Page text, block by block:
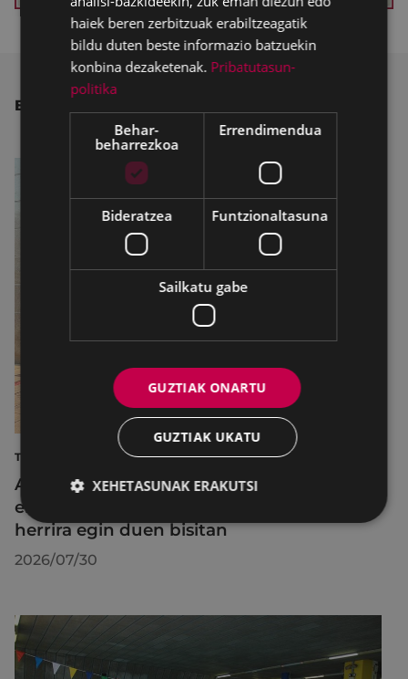
BESTE ALBISTE BATZUK
TURISMOA
Azahara Dominguez diputatuak Eibarko
eraldaketa turistikoa nabarmendu du
herrira egin duen bisitan
2026/07/30
haiek beren zerbitzuak erabiltzeagatik
bildu duten beste informazio batzuekin
konbina dezaketenak. Pribatutasun-
politika
Behar-
beharrezkoa
Errendimendua
Bideratzea Funtzionaltasuna
Sailkatu gabe
GUZTIAK ONARTU
GUZTIAK UKATU
XEHETASUNAK ERAKUTSI